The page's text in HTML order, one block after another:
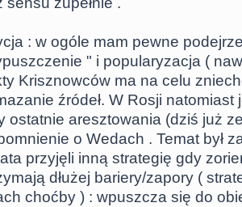
: w ogóle mam pewne
" i popularyzacja (
Krisznowców ma na celu
źródeł. W Rosji
ostatnie aresztowania (dziś już
o Wedach . Temat był
przyjęli inną strategię gdy
dłużej bariery/zapory (
choćby ) : wpuszcza się do